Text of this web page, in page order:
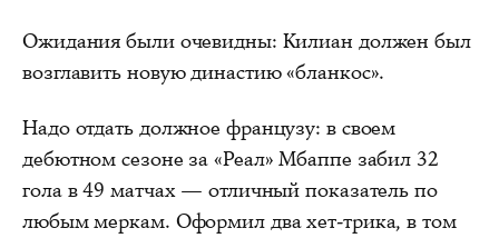
Ожидания были очевидны: Килиан должен был
возглавить новую династию «бланкос».
Надо отдать должное французу: в своем
дебютном сезоне за «Реал» Мбаппе забил 32
гола в 49 матчах — отличный показатель по
любым меркам. Оформил два хет-трика, в том